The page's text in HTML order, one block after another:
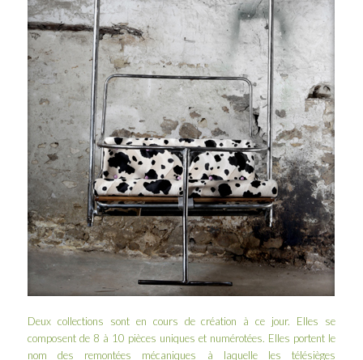
Deux collections sont en cours de création à ce jour. Elles se
composent de 8 à 10 pièces uniques et numérotées. Elles portent le
nom des remontées mécaniques à laquelle les télésièges